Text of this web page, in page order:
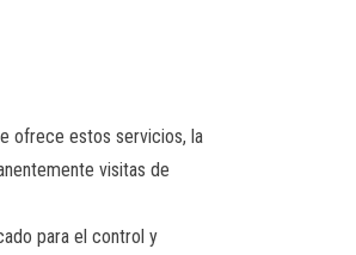
ofrece estos servicios, la
visitas de
para el control y